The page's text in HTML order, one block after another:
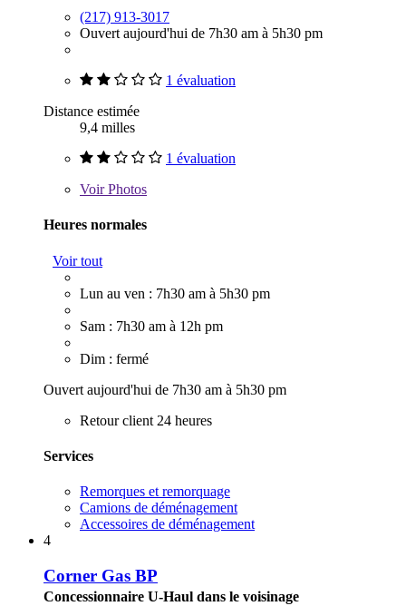
(217) 913-3017
Ouvert aujourd'hui de 7h30 am à 5h30 pm
1 évaluation
Distance estimée
9,4 milles
1 évaluation
VoirPhotos
Heures normales
Voir tout
Lun au ven : 7h30 am à 5h30 pm
Sam : 7h30 am à 12h pm
Dim : fermé
Ouvert aujourd'hui de 7h30 am à 5h30 pm
Retour client 24 heures
Services
Remorques et remorquage
Camions de déménagement
Accessoires de déménagement
4
Corner Gas BP
Concessionnaire U-Haul dans le voisinage